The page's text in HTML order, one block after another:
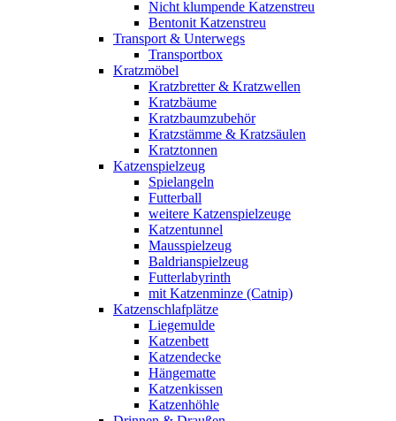
Nicht klumpende Katzenstreu
Bentonit Katzenstreu
Transport & Unterwegs
Transportbox
Kratzmöbel
Kratzbretter & Kratzwellen
Kratzbäume
Kratzbaumzubehör
Kratzstämme & Kratzsäulen
Kratztonnen
Katzenspielzeug
Spielangeln
Futterball
weitere Katzenspielzeuge
Katzentunnel
Mausspielzeug
Baldrianspielzeug
Futterlabyrinth
mit Katzenminze (Catnip)
Katzenschlafplätze
Liegemulde
Katzenbett
Katzendecke
Hängematte
Katzenkissen
Katzenhöhle